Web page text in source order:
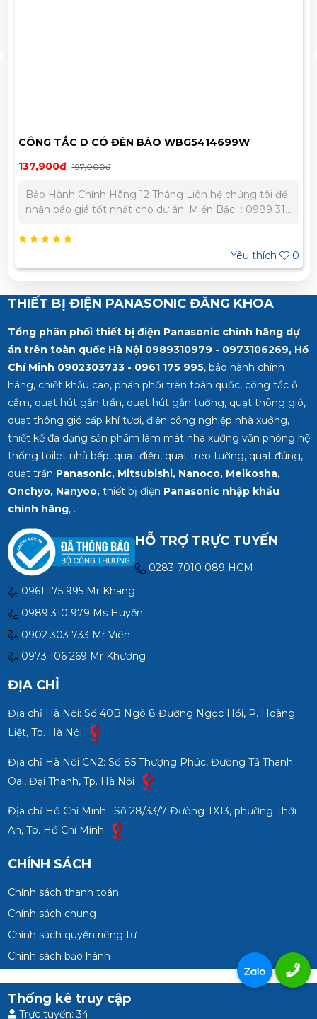
CÔNG TẮC D CÓ ĐÈN BÁO WBG5414699W
137,900đ 197,000đ
Bảo Hành Chính Hãng 12 Tháng Liên hệ chúng tôi để
nhận báo giá tốt nhất cho dự án. Miền Bắc : 0989 310
332 980
Yêu thích
0
THIẾT BỊ ĐIỆN PANASONIC ĐĂNG KHOA
Tổng phân phối thiết bị điện Panasonic chính hãng dự
án trên toàn quốc Hà Nội 0989310979 - 0973106269, Hồ
Chí Minh 0902303733 - 0961 175 995, bảo hành chính
hãng, chiết khấu cao, phân phối trên toàn quốc, công tắc ổ
cắm, quạt hút gắn trần, quạt hút gắn tường, quạt thông gió,
quạt thông gió cấp khí tươi, điện công nghiệp nhà xưởng,
thiết kế đa dạng sản phẩm làm mát nhà xưởng văn phòng hệ
thống toilet nhà bếp, quạt điện, quạt treo tường, quạt đứng,
quạt trần Panasonic, Mitsubishi, Nanoco, Meikosha,
Onchyo, Nanyoo,thiết bị điện Panasonic nhập khẩu
chính hãng, .
HỖ TRỢ TRỰC TUYẾN
0283 7010 089 HCM
0961 175 995 Mr Khang
0989 310 979 Ms Huyền
0902 303 733 Mr Viên
0973 106 269 Mr Khương
ĐỊA CHỈ
Địa chỉ Hà Nội: Số 40B Ngõ 8 Đường Ngọc Hồi, P. Hoàng
Liệt, Tp. Hà Nội
Địa chỉ Hà Nội CN2: Số 85 Thượng Phúc, Đường Tả Thanh
Oai, Đại Thanh, Tp. Hà Nội
Địa chỉ Hồ Chí Minh : Số 28/33/7 Đường TX13, phường Thới
An, Tp. Hồ Chí Minh
CHÍNH SÁCH
Chính sách thanh toán
Chính sách chung
Chính sách quyền riêng tư
Chính sách bảo hành
Thống kê truy cập
Trực tuyến: 34